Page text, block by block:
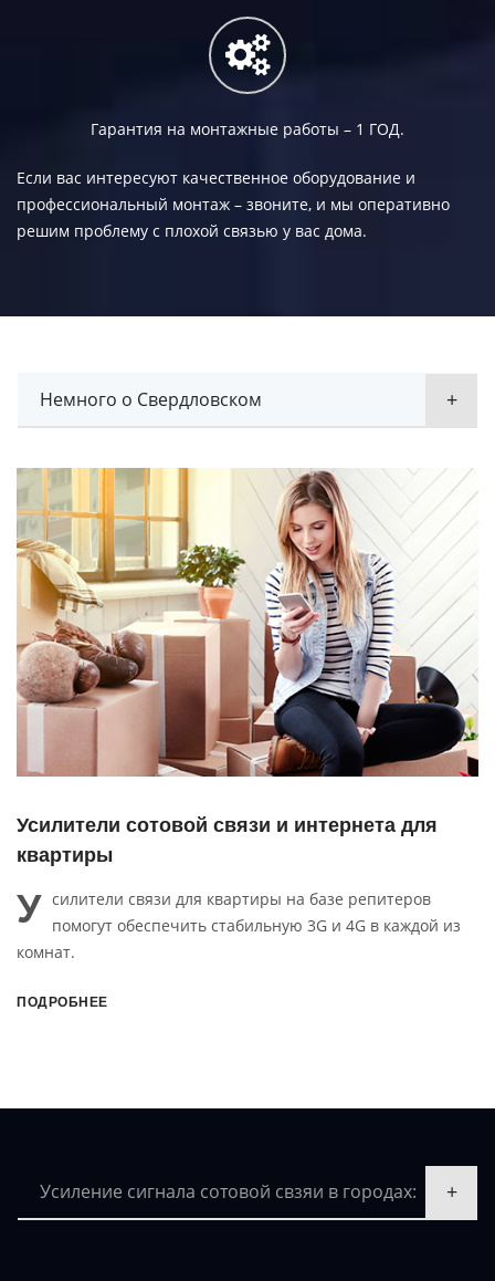
Гарантия на монтажные работы – 1 ГОД.
Если вас интересуют качественное оборудование и
профессиональный монтаж – звоните, и мы оперативно
решим проблему с плохой связью у вас дома.
Немного о Свердловском
связи и интернета для
для квартиры на базе репитеров
стабильную 3G и 4G в каждой из
Усилители
У силители
внутренней
Усиление сигнала сотовой свзяи в городах: